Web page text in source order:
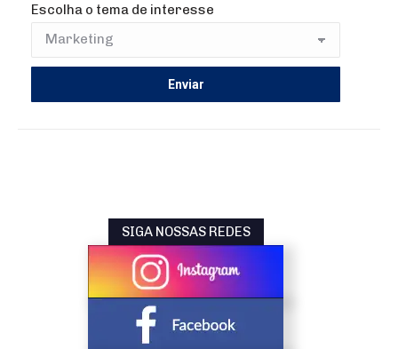
Escolha o tema de interesse
SIGA NOSSAS REDES